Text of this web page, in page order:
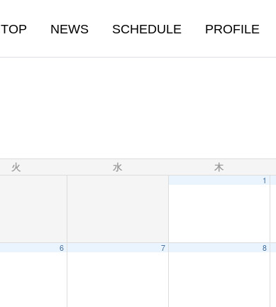
TOP NEWS SCHEDULE PROFILE
火 水 木
1
6 7 8